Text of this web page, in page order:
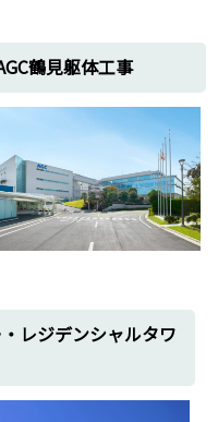
アライン)建設工事
地内造成土木工事
・宮前平その他マン
(東急建設)請負工
ドホテル溶接工事
設工事
工事
業工事
鶴見躯体工事
レジデンシャルタワ